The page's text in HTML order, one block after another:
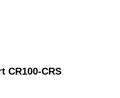
CR100-CRS